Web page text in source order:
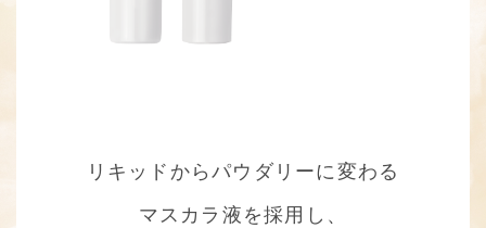
リキッドからパウダリーに変わる
マスカラ液を採用し、